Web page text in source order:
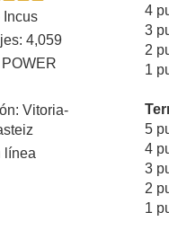
Incus
4,059
Vitoria-
línea
4
3
2
1
5
4
3
2
1